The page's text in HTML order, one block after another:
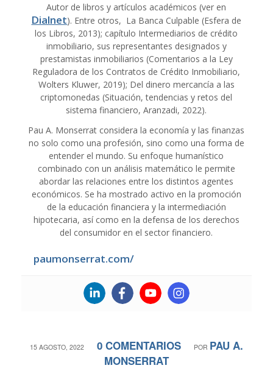
Autor de libros y artículos académicos (ver en
Dialnet). Entre otros, La Banca Culpable (Esfera de
los Libros, 2013); capítulo Intermediarios de crédito
inmobiliario, sus representantes designados y
prestamistas inmobiliarios (Comentarios a la Ley
Reguladora de los Contratos de Crédito Inmobiliario,
Wolters Kluwer, 2019); Del dinero mercancía a las
criptomonedas (Situación, tendencias y retos del
sistema financiero, Aranzadi, 2022).
Pau A. Monserrat considera la economía y las finanzas
no solo como una profesión, sino como una forma de
entender el mundo. Su enfoque humanístico
combinado con un análisis matemático le permite
abordar las relaciones entre los distintos agentes
económicos. Se ha mostrado activo en la promoción
de la educación financiera y la intermediación
hipotecaria, así como en la defensa de los derechos
del consumidor en el sector financiero.
paumonserrat.com/
15 AGOSTO, 2022
/ 0 COMENTARIOS
/ POR PAU A.
MONSERRAT